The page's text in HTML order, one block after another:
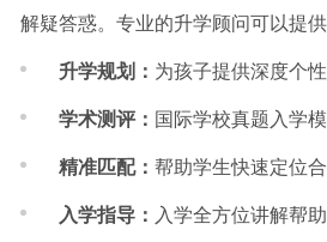
解疑答惑。专业的升学顾问可以提
升学规划 ： 为孩子提供深度个
学术测评： 国际学校真题入学
精准匹配： 帮助学生快速定位
入学指导 ： 入学全方位讲解帮